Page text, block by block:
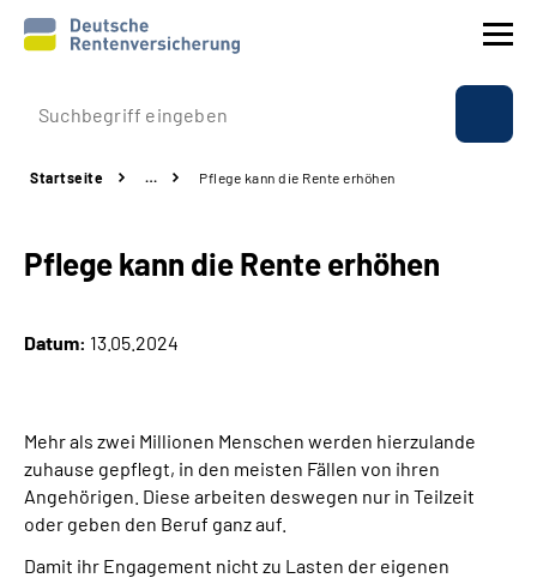
Prävention
Rente
Beratung & Kontakt
Über uns & Presse
Online-Services
Startseite … Pflege kann die Rente erhöhen
Pflege kann die Rente erhöhen
Datum: 13.05.2024
Mehr als zwei Millionen Menschen werden hierzulande
zuhause gepflegt, in den meisten Fällen von ihren
Angehörigen. Diese arbeiten deswegen nur in Teilzeit
oder geben den Beruf ganz auf.
Damit ihr Engagement nicht zu Lasten der eigenen